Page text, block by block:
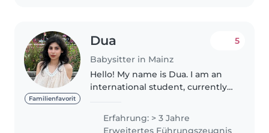
Familienfavorit
Dua
Babysitter in Mainz
5
Hello! My name is Dua. I am an
international student, currently
Literature and Culture from
Johannes Gutenberg University
Erfahrung: > 3 Jahre
Erweitertes Führungszeugnis